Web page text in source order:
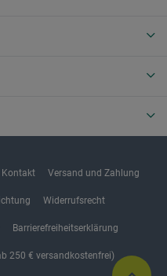
Kontakt Versand und Zahlung
Widerrufsrecht
Barrierefreiheitserklärung
250 € versandkostenfrei)